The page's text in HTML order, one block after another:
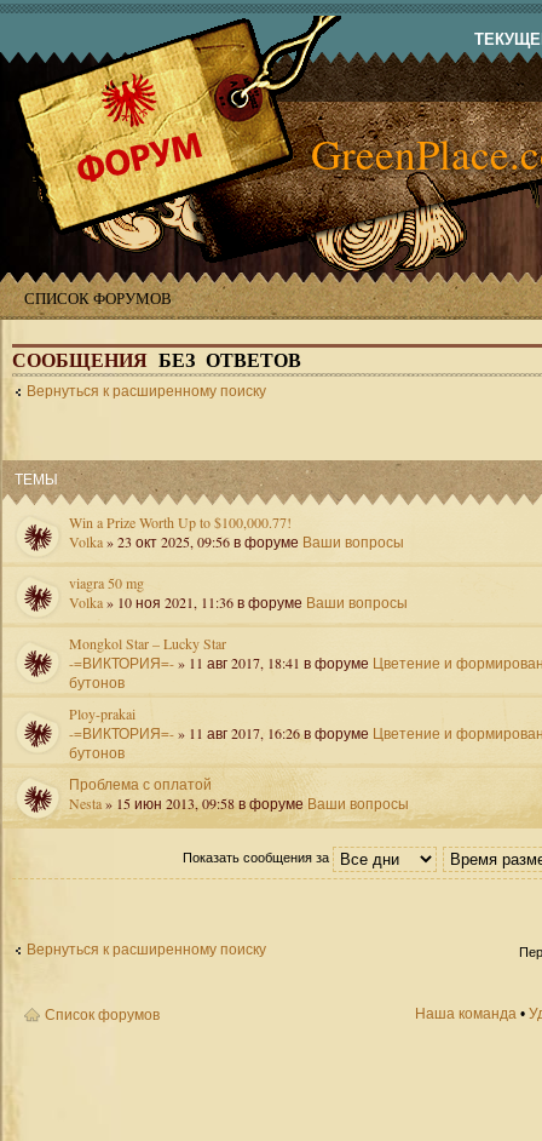
СПИСОК ФОРУМОВ
СООБЩЕНИЯ БЕЗ ОТВЕТОВ
Вернуться к расширенному поиску
ТЕМЫ
Win a Prize Worth Up to $100,000.77!
Volka» 23 окт 2025, 09:56 в форуме Ваши вопросы
viagra 50 mg
Volka» 10 ноя 2021, 11:36 в форуме Ваши вопросы
Mongkol Star – Lucky Star
-=ВИКТОРИЯ=-» 11 авг 2017, 18:41 в форуме Цветение и
бутонов
Ploy-prakai
-=ВИКТОРИЯ=-» 11 авг 2017, 16:26 в форуме Цветение и
бутонов
Проблема с оплатой
Nesta» 15 июн 2013, 09:58 в форуме Ваши вопросы
Показать сообщения за
Вернуться к расширенному поиску
Список форумов Наша команда •